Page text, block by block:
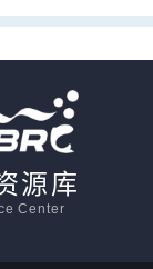
源库
Center